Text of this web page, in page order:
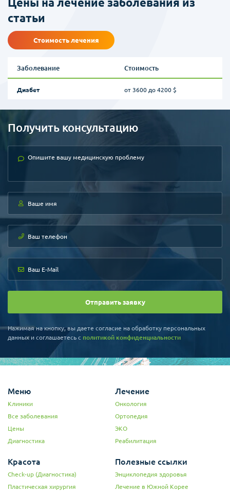
статьи
Стоимость лечения
Заболевание Стоимость
Диабет от 3600 до 4200 $
Получить консультацию
Отправить заявку
Нажимая на кнопку, вы даете согласие на обработку персональных
данных и соглашаетесь c политикой конфиденциальности
Меню
Клиники
Все заболевания
Цены
Диагностика
Лечение
Онкология
Ортопедия
ЭКО
Реабилитация
Красота
Check-up (Диагностика)
Пластическая хирургия
Полезные ссылки
Энциклопедия здоровья
Лечение в Южной Корее